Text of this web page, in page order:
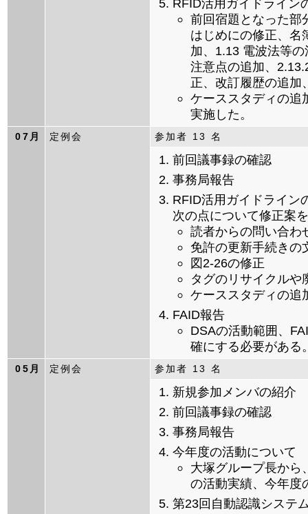
RFID活用ガイドライン
前回宿題となった部
はじめにの修正、名
加、1.13 電波法等
注意点の追加、
正、改訂履歴の追加
ケーススタディの追
実施した。
07月 定例会 参加者 13 名
前回議事録の確認
事務局報告
RFID活用ガイドライン
次の点について修正案
読者からの問い合わ
免許の更新手続きの
図2-26の修正
タグのリサイクルや
ケーススタディの追
FAID報告
DSAの活動範囲、
確にする必要がある
05月 定例会 参加者 13 名
新規参加メンバの紹介
前回議事録の確認
事務局報告
今年度の活動について
大塚グループ長から
の活動実績、今年度
第23回自動認識システ